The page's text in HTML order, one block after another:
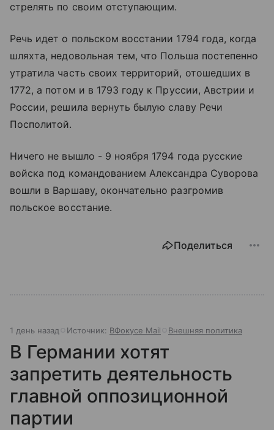
стрелять по своим отступающим.
Речь идет о польском восстании 1794 года, когда
шляхта, недовольная тем, что Польша постепенно
утратила часть своих территорий, отошедших в
1772, а потом и в 1793 году к Пруссии, Австрии и
России, решила вернуть былую славу Речи
Посполитой.
Ничего не вышло - 9 ноября 1794 года русские
войска под командованием Александра Суворова
вошли в Варшаву, окончательно разгромив
польское восстание.
Поделиться
1 день назад Источник: ВФокусе Mail Внешняя политика
В Германии хотят
запретить деятельность
главной оппозиционной
партии